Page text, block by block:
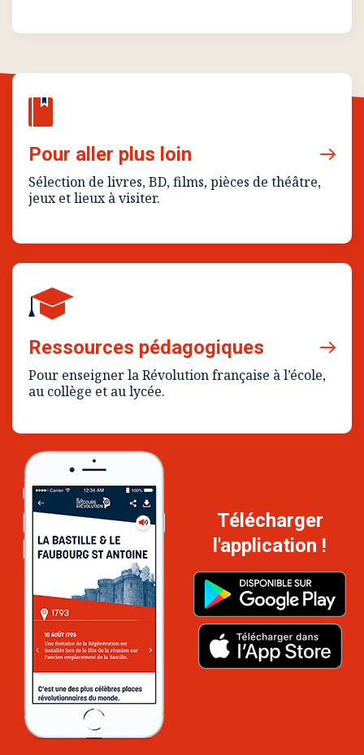
Pour aller plus loin
Sélection de livres, BD, films, pièces de théâtre,
jeux et lieux à visiter.
Ressources pédagogiques
Pour enseigner la Révolution française à l’école,
au collège et au lycée.
Télécharger
l'application !